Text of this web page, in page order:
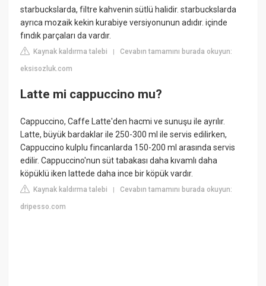
starbuckslarda, filtre kahvenin sütlü halidir. starbuckslarda
ayrıca mozaik kekin kurabiye versiyonunun adıdır. içinde
fındık parçaları da vardır.
Kaynak kaldırma talebi |Cevabın tamamını burada okuyun:
eksisozluk.com
Latte mi cappuccino mu?
Cappuccino, Caffe Latte'den hacmi ve sunuşu ile ayrılır.
Latte, büyük bardaklar ile 250-300 ml ile servis edilirken,
Cappuccino kulplu fincanlarda 150-200 ml arasında servis
edilir. Cappuccino'nun süt tabakası daha kıvamlı daha
köpüklü iken lattede daha ince bir köpük vardır.
Kaynak kaldırma talebi |Cevabın tamamını burada okuyun:
dripesso.com